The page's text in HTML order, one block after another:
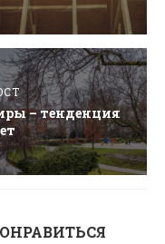
– тенденция